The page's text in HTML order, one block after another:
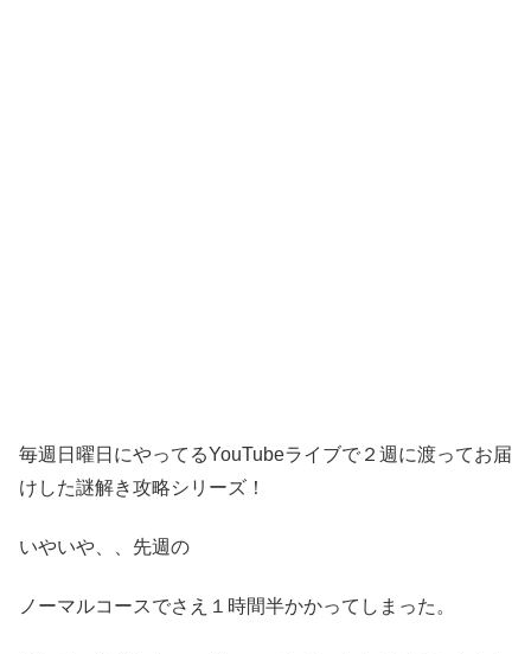
毎週日曜日にやってるYouTubeライブで２週に渡ってお届
けした謎解き攻略シリーズ！
いやいや、、先週の
ノーマルコースでさえ１時間半かかってしまった。